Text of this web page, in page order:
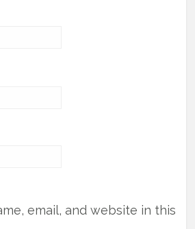
email, and website in this